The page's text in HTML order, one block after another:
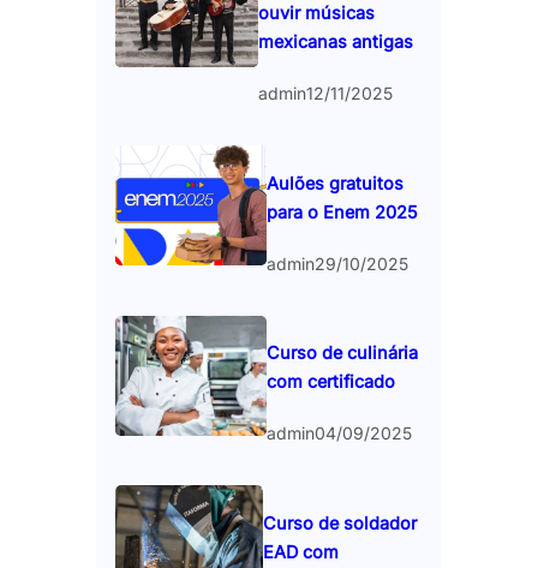
ouvir músicas
mexicanas antigas
admin12/11/2025
Aulões gratuitos
para o Enem 2025
admin29/10/2025
Curso de culinária
com certificado
admin04/09/2025
Curso de soldador
EAD com